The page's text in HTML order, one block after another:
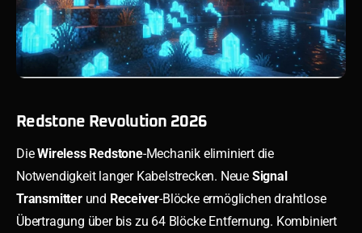
Redstone Revolution 2026
DieWireless Redstone-Mechanik eliminiert die
Notwendigkeit langer Kabelstrecken. Neue Signal
Transmitterund Receiver-Blöcke ermöglichen drahtlose
Übertragung über bis zu 64 Blöcke Entfernung. Kombiniert